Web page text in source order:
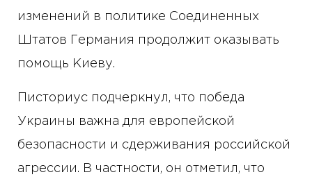
изменений в политике Соединенных
Штатов Германия продолжит оказывать
помощь Киеву.
Писториус подчеркнул, что победа
Украины важна для европейской
безопасности и сдерживания российской
агрессии. В частности, он отметил, что